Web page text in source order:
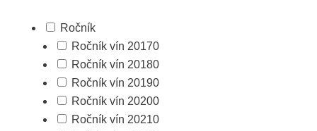
Ročník
Ročník vín 20170
Ročník vín 20180
Ročník vín 20190
Ročník vín 20200
Ročník vín 20210